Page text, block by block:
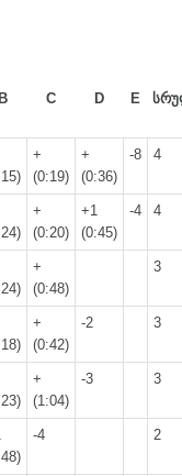
B C D E
+
(0:19)
+
(0:36)
-8 4
+
(0:20)
+1
(0:45)
-4 4
+
(0:48)
3
+
(0:42)
-2 3
+
(1:04)
-3 3
-4 2